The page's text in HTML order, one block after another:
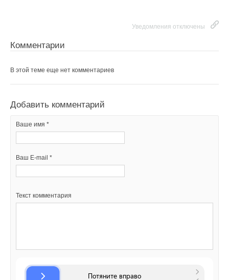
Уведомления отключены
Комментарии
В этой теме еще нет комментариев
Добавить комментарий
Ваше имя *
Ваш E-mail *
Текст комментария